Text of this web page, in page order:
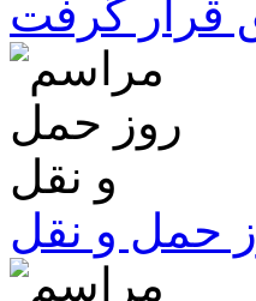
قرار گرفت
حمل و نقل